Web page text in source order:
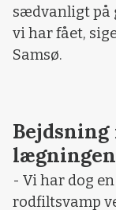
sædvanligt på
vi har fået,
Samsø.
lægningen
- Vi har dog
rodfiltsvamp